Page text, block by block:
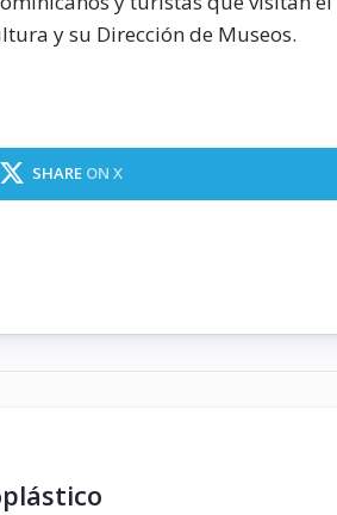
y su Dirección de Museos.
SHARE ON X